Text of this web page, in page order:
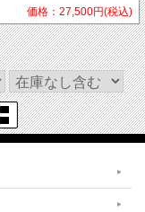
価格：27,500円(税込)